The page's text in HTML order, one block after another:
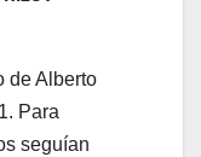
de Alberto
Para
seguían